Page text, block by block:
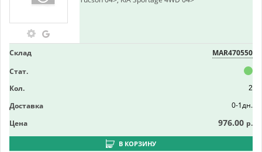
Склад
MAR470550
Стат.
Кол.
2
Доставка
0-1дн.
Цена
976.00 р.
В КОРЗИНУ